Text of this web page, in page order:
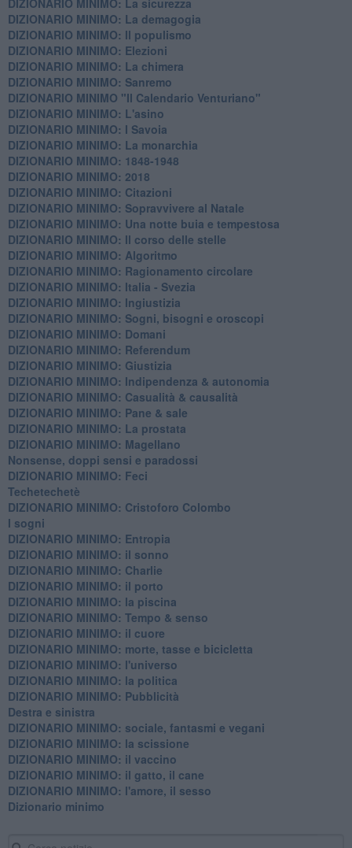
DIZIONARIO MINIMO: La demagogia
DIZIONARIO MINIMO: Il populismo
DIZIONARIO MINIMO: Elezioni
DIZIONARIO MINIMO: La chimera
DIZIONARIO MINIMO: Sanremo
DIZIONARIO MINIMO "Il Calendario Venturiano"
DIZIONARIO MINIMO: L'asino
DIZIONARIO MINIMO: I Savoia
DIZIONARIO MINIMO: La monarchia
DIZIONARIO MINIMO: 1848-1948
DIZIONARIO MINIMO: 2018
DIZIONARIO MINIMO: Citazioni
DIZIONARIO MINIMO: ​Sopravvivere al Natale
DIZIONARIO MINIMO: ​Una notte buia e tempestosa
DIZIONARIO MINIMO: Il corso delle stelle
DIZIONARIO MINIMO: Algoritmo
DIZIONARIO MINIMO: Ragionamento circolare
DIZIONARIO MINIMO: Italia - Svezia
DIZIONARIO MINIMO: ​Ingiustizia
DIZIONARIO MINIMO: ​Sogni, bisogni e oroscopi
DIZIONARIO MINIMO: Domani
DIZIONARIO MINIMO: Referendum
DIZIONARIO MINIMO: Giustizia
DIZIONARIO MINIMO: ​Indipendenza & autonomia
DIZIONARIO MINIMO: ​Casualità & causalità
​DIZIONARIO MINIMO: Pane & sale
DIZIONARIO MINIMO: La prostata
​DIZIONARIO MINIMO: Magellano
Nonsense, doppi sensi e paradossi
DIZIONARIO MINIMO: Feci
Techetechetè
DIZIONARIO MINIMO: Cristoforo Colombo
I sogni
DIZIONARIO MINIMO: Entropia
DIZIONARIO MINIMO: il sonno
DIZIONARIO MINIMO: Charlie
DIZIONARIO MINIMO: il porto
DIZIONARIO MINIMO: la piscina
DIZIONARIO MINIMO: Tempo & senso
DIZIONARIO MINIMO: il cuore
DIZIONARIO MINIMO: morte, tasse e bicicletta
DIZIONARIO MINIMO: l'universo
DIZIONARIO MINIMO: la politica
DIZIONARIO MINIMO: Pubblicità
Destra e sinistra
DIZIONARIO MINIMO: sociale, fantasmi e vegani
DIZIONARIO MINIMO: la scissione
DIZIONARIO MINIMO: il vaccino
DIZIONARIO MINIMO: il gatto, il cane
DIZIONARIO MINIMO: l'amore, il sesso
Dizionario minimo